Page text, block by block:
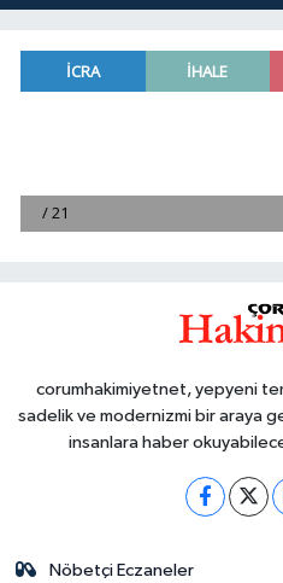
corumhakimiyetnet, yepyeni
sadelik ve modernizmi bir araya
insanlara haber
Nöbetçi Eczaneler